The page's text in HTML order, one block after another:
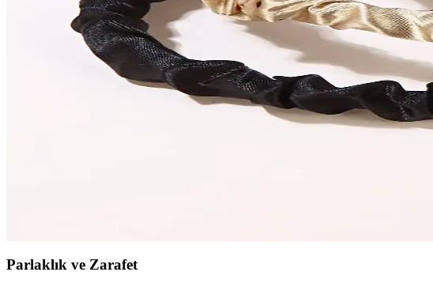
Saten elbiselerin parlak dokusu, doğru renk ve aksesuar seçimiyle şıklığı artırır.
C&City 025 Kadın Saten Şortlu Gecelik Gri - Şıklık ve Konforun
C&City 025 Kadın Saten Şortlu Gecelik Gri, yumuşak dokusu ve şık tasarımıyla
Sistina Saten Gecelik M397: Minimal Tasarım ve Konfor Sunan
Sistina Saten Gecelik M397, %95 saten ve %5 likra karışımıyla şıklık ve konforu
Parlaklık ve Zarafet